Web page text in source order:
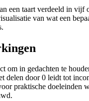
een taart verdeeld in vijf
van wat een
om in gedachten te
delen door 0 leidt tot
praktische doeleinden